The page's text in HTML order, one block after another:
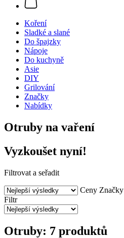
Koření
Sladké a slané
Do špajzky
Nápoje
Do kuchyně
Asie
DIY
Grilování
Značky
Nabídky
Otruby na vaření
Vyzkoušet nyní!
Filtrovat a seřadit
Ceny Značky
Filtr
Otruby: 7 produktů